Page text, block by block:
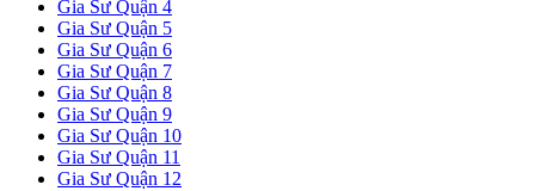
Gia Sư Quận 4
Gia Sư Quận 5
Gia Sư Quận 6
Gia Sư Quận 7
Gia Sư Quận 8
Gia Sư Quận 9
Gia Sư Quận 10
Gia Sư Quận 11
Gia Sư Quận 12